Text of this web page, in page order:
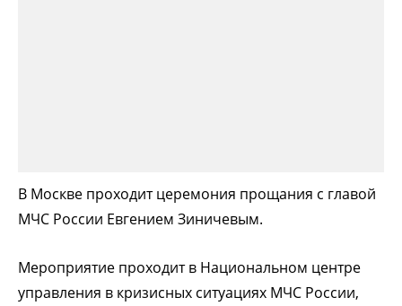
В Москве проходит церемония прощания с главой
МЧС России Евгением Зиничевым.
Мероприятие проходит в Национальном центре
управления в кризисных ситуациях МЧС России,